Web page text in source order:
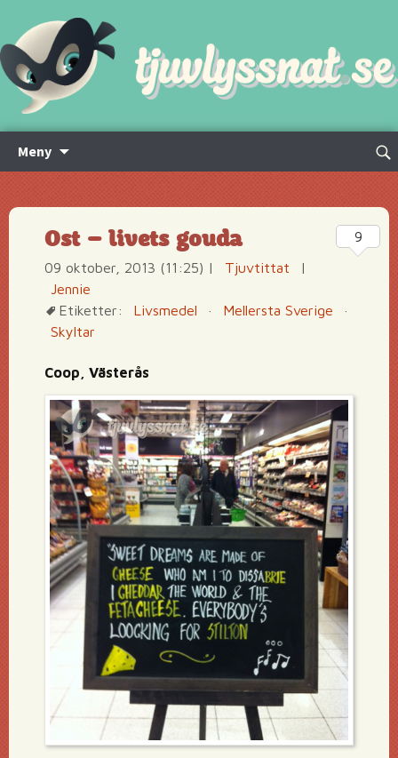
Meny
innehåll
Sök
Ost – livets gouda
09 oktober, 2013 (11:25) | Tjuvtittat
|
Jennie
Etiketter:
Livsmedel · Mellersta Sverige
·
Skyltar
Coop, Västerås
9